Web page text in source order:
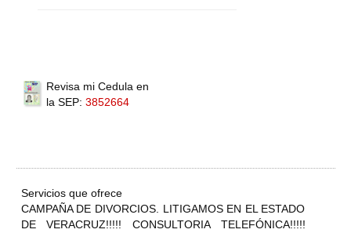
Revisa mi Cedula en
la SEP: 3852664
Servicios que ofrece
CAMPAÑA DE DIVORCIOS. LITIGAMOS EN EL ESTADO
DE VERACRUZ!!!!! CONSULTORIA TELEFÓNICA!!!!!